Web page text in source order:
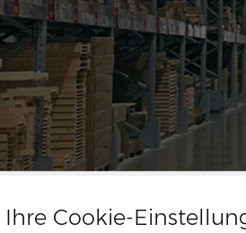
Ihre Cookie-
Energy we are proud to play an
distribution and supply chain of solar